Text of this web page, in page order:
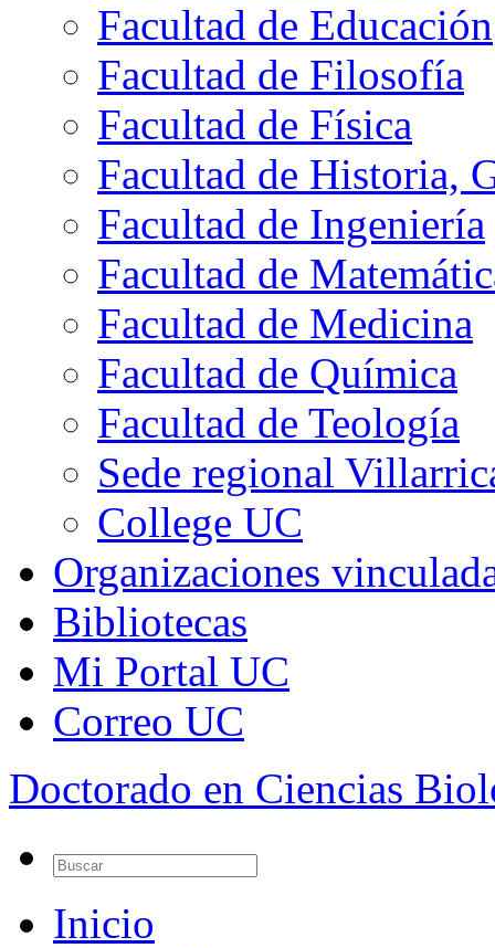
Facultad de Educación
Facultad de Filosofía
Facultad de Física
Facultad de Historia,
Facultad de Ingeniería
Facultad de
Facultad de Medicina
Facultad de Química
Facultad de Teología
Sede regional
College UC
Organizaciones
Bibliotecas
Mi Portal UC
Correo UC
Doctorado en Ciencias
Inicio